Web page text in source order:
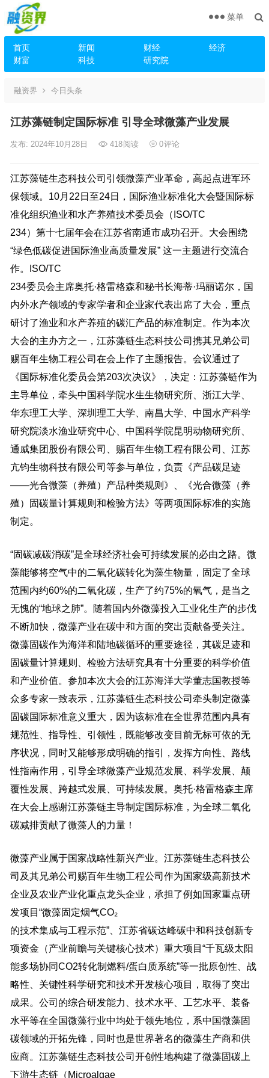
首页 新闻 财经
经济
财富
科技 研究院
菜单
融资界 今日头条
江苏藻链制定国际标准 引导全球微藻产业发展
发布: 2024年10月28日 418阅读 0评论
江苏藻链生态科技公司引领微藻产业革命，高起点进军环
保领域。10月22日至24日，国际渔业标准化大会暨国际标
准化组织渔业和水产养殖技术委员会（ISO/TC
234）第十七届年会在江苏省南通市成功召开。大会围绕
“绿色低碳促进国际渔业高质量发展” 这一主题进行交流合
作。ISO/TC
234委员会主席奥托·格雷格森和秘书长海蒂·玛丽诺尔，国
内外水产领域的专家学者和企业家代表出席了大会，重点
研讨了渔业和水产养殖的碳汇产品的标准制定。作为本次
大会的主办方之一，江苏藻链生态科技公司携其兄弟公司
赐百年生物工程公司在会上作了主题报告。会议通过了
《国际标准化委员会第203次决议》，决定：江苏藻链作为
主导单位，牵头中国科学院水生生物研究所、浙江大学、
华东理工大学、深圳理工大学、南昌大学、中国水产科学
研究院淡水渔业研究中心、中国科学院昆明动物研究所、
通威集团股份有限公司、赐百年生物工程有限公司、江苏
亢钧生物科技有限公司等参与单位，负责《产品碳足迹
——光合微藻（养殖）产品种类规则》、《光合微藻（养
殖）固碳量计算规则和检验方法》等两项国际标准的实施
制定。
“固碳减碳消碳”是全球经济社会可持续发展的必由之路。微
藻能够将空气中的二氧化碳转化为藻生物量，固定了全球
范围内约60%的二氧化碳，生产了约75%的氧气，是当之
无愧的“地球之肺”。随着国内外微藻投入工业化生产的步伐
不断加快，微藻产业在碳中和方面的突出贡献备受关注。
微藻固碳作为海洋和陆地碳循环的重要途径，其碳足迹和
固碳量计算规则、检验方法研究具有十分重要的科学价值
和产业价值。参加本次大会的江苏海洋大学董志国教授等
众多专家一致表示，江苏藻链生态科技公司牵头制定微藻
固碳国际标准意义重大，因为该标准在全世界范围内具有
规范性、指导性、引领性，既能够改变目前无标可依的无
序状况，同时又能够形成明确的指引，发挥方向性、路线
性指南作用，引导全球微藻产业规范发展、科学发展、颠
覆性发展、跨越式发展、可持续发展。奥托·格雷格森主席
在大会上感谢江苏藻链主导制定国际标准，为全球二氧化
碳减排贡献了微藻人的力量！
微藻产业属于国家战略性新兴产业。江苏藻链生态科技公
司及其兄弟公司赐百年生物工程公司作为国家级高新技术
企业及农业产业化重点龙头企业，承担了例如国家重点研
发项目“微藻固定烟气CO₂
的技术集成与工程示范”、江苏省碳达峰碳中和科技创新专
项资金（产业前瞻与关键核心技术）重大项目“千瓦级太阳
能多场协同CO2转化制燃料/蛋白质系统”等一批原创性、战
略性、关键性科学研究和技术开发核心项目，取得了突出
成果。公司的综合研发能力、技术水平、工艺水平、装备
水平等在全国微藻行业中均处于领先地位，系中国微藻固
碳领域的开拓先锋，同时也是世界著名的微藻生产商和供
应商。江苏藻链生态科技公司开创性地构建了微藻固碳上
下游生态链（Microalgae